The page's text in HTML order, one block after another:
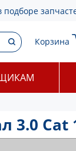
Корзина
3.0 Cat